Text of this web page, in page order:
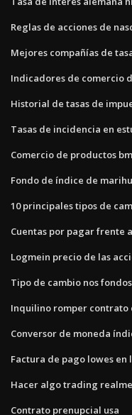
Reglas de acciones de
Mejores compañías de
Indicadores de comercio
Historial de tasas de
Tasas de incidencia en
Comercio de productos
Fondo de índice de
10 principales tipos de
Cuentas por pagar frente
Logmein precio de las
Tipo de cambio nos
Inquilino romper
Conversor de moneda
Factura de pago lowes en
Hacer algo trading
Contrato prenupcial usa